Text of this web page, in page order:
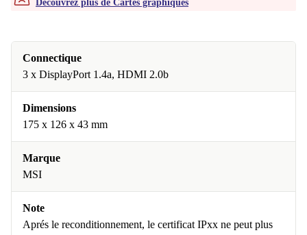
Découvrez plus de Cartes graphiques
Connectique
3 x DisplayPort 1.4a, HDMI 2.0b
Dimensions
175 x 126 x 43 mm
Marque
MSI
Note
Aprés le reconditionnement, le certificat IPxx ne peut plus